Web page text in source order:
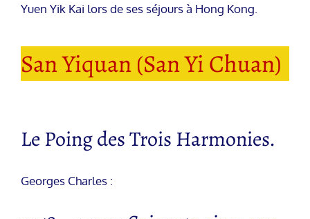
Yuen Yik Kai lors de ses séjours à Hong Kong.
San Yiquan (San Yi Chuan)
Le Poing des Trois Harmonies.
Georges Charles :